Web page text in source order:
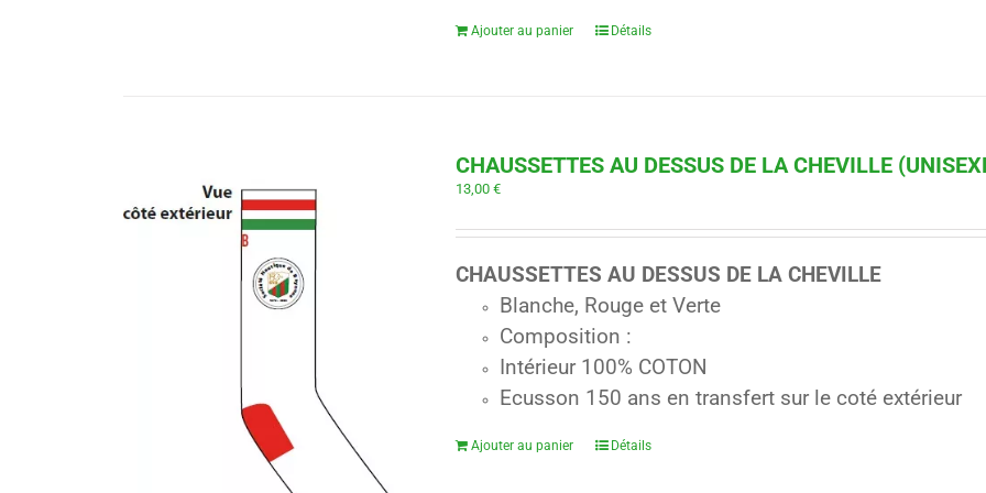
Ajouter au panier Détails
CHAUSSETTES AU DESSUS DE LA CHEVILLE
13,00€
CHAUSSETTES AU DESSUS DE LA CHEVILLE
Blanche, Rouge et Verte
Composition :
Intérieur 100% COTON
Ecusson 150 ans en transfert sur le coté extérieur
Ajouter au panier Détails